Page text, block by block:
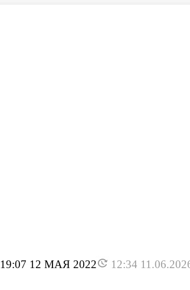
19:07 12 МАЯ 2022 12:34